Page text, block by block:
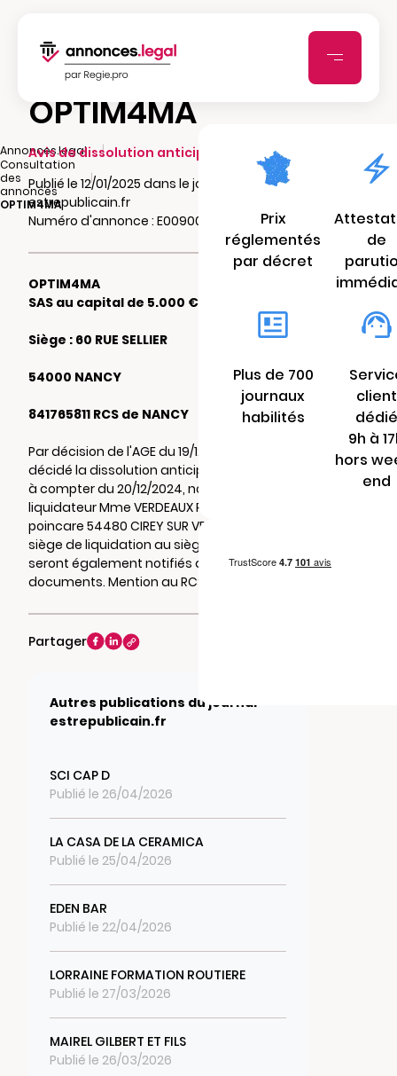
Annonces.legal
|
Consultation
des
annonces
|
OPTIM4MA
OPTIM4MA
Avis de dissolution anticipée
Publié le 12/01/2025 dans le journal
estrepublicain.fr
Numéro d'annonce : E00900485db5p
OPTIM4MA
SAS au capital de 5.000 €
Siège : 60 RUE SELLIER
54000 NANCY
841765811 RCS de NANCY
Par décision de l'AGE du 19/12/2024, il a été
décidé la dissolution anticipée de la société
à compter du 20/12/2024, nommé
liquidateur Mme VERDEAUX Pascale 25 rue
poincare 54480 CIREY SUR VEZOUZE , et fixé le
siège de liquidation au siège social où
seront également notifiés actes et
documents. Mention au RCS de NANCY.
Partager
Autres publications du journal
estrepublicain.fr
SCI CAP D
Publié le 26/04/2026
LA CASA DE LA CERAMICA
Publié le 25/04/2026
EDEN BAR
Publié le 22/04/2026
LORRAINE FORMATION ROUTIERE
Publié le 27/03/2026
MAIREL GILBERT ET FILS
Publié le 26/03/2026
Prix
réglementés
par décret
de
Plus de 700
journaux
habilités
client
dédié
9h à
hors
end